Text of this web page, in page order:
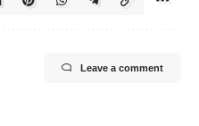
Leave a comment